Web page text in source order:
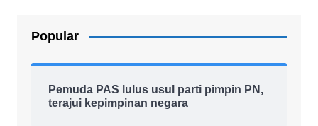
Popular
Pemuda PAS lulus usul parti pimpin PN,
terajui kepimpinan negara